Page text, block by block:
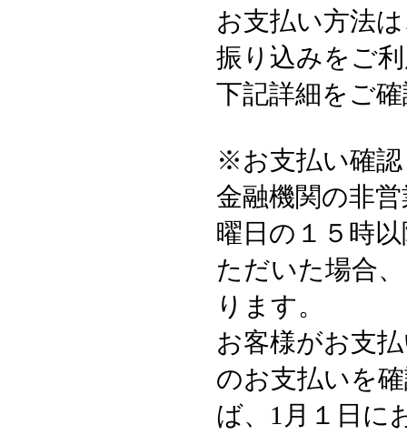
お支払い方法
振り込みをご
下記詳細をご
※お支払い確
金融機関の非
曜日の１５時
ただいた場合
ります。
お客様がお支
のお支払いを
ば、1月１日に